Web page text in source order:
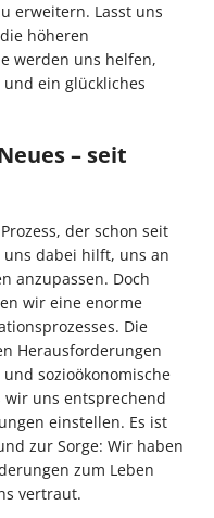
erweitern. Lasst uns
höheren
werden uns helfen,
ein glückliches
– seit
der schon seit
dabei hilft, uns an
anzupassen. Doch
wir eine enorme
Die
Herausforderungen
sozioökonomische
wir uns entsprechend
einstellen. Es ist
zur Sorge: Wir haben
zum Leben
vertraut.